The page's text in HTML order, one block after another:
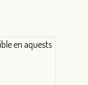
en aquests